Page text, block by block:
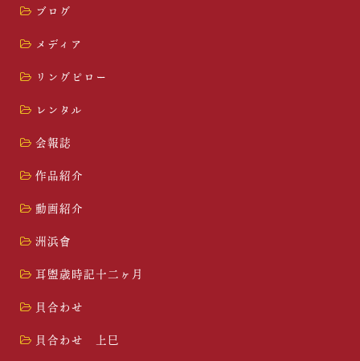
ブログ
メディア
リングピロー
レンタル
会報誌
作品紹介
動画紹介
洲浜會
耳盥歳時記十二ヶ月
貝合わせ
貝合わせ 上巳